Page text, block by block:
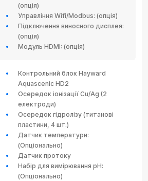
(опція)
Управління Wifi/Modbus: (опція)
Підключення виносного дисплея:
(опція)
Модуль HDMI: (опція)
Контрольний блок Hayward
Aquascenic HD2
Осередок іонізації Cu/Ag (2
електроди)
Осередок гідролізу (титанові
пластини, 4 шт.)
Датчик температури:
(Опціонально)
Датчик протоку
Набір для вимірювання рН:
(Опціонально)